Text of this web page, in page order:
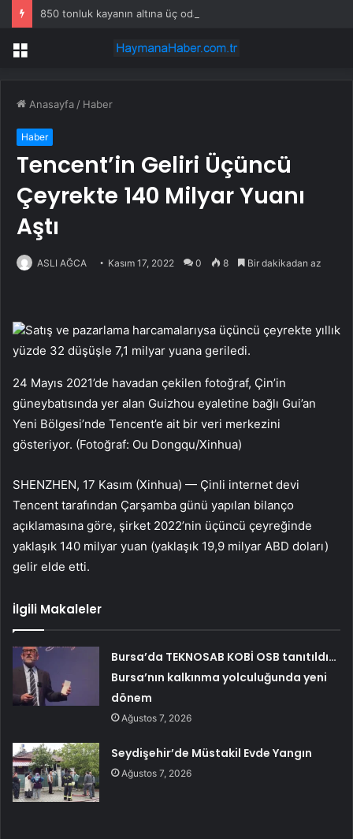
850 tonluk kayanın altına üç odalı ev inşa etti
Menü
Anasayfa / Haber
Haber
Tencent’in Geliri Üçüncü
Çeyrekte 140 Milyar Yuanı
Aştı
ASLI AĞCA Kasım 17, 2022 0 8 Bir dakikadan az
Satış ve pazarlama harcamalarıysa üçüncü çeyrekte yıllık
yüzde 32 düşüşle 7,1 milyar yuana geriledi.
24 Mayıs 2021’de havadan çekilen fotoğraf, Çin’in
güneybatısında yer alan Guizhou eyaletine bağlı Gui’an
Yeni Bölgesi’nde Tencent’e ait bir veri merkezini
gösteriyor. (Fotoğraf: Ou Dongqu/Xinhua)
SHENZHEN, 17 Kasım (Xinhua) — Çinli internet devi
Tencent tarafından Çarşamba günü yapılan bilanço
açıklamasına göre, şirket 2022’nin üçüncü çeyreğinde
yaklaşık 140 milyar yuan (yaklaşık 19,9 milyar ABD doları)
gelir elde etti.
İlgili Makaleler
Bursa’da TEKNOSAB KOBİ OSB tanıtıldı…
Bursa’nın kalkınma yolculuğunda yeni
dönem
Ağustos 7, 2026
Seydişehir’de Müstakil Evde Yangın
Ağustos 7, 2026